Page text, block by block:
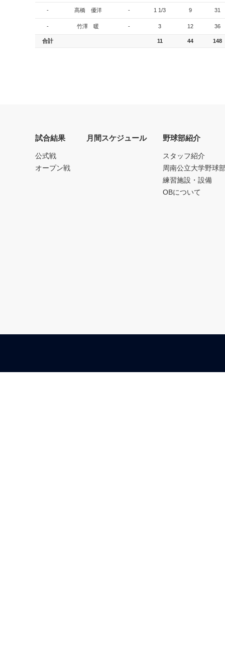
- 髙橋 優洋 - 1 1/3 9 31
- 竹澤 暖 - 3 12 36
合計 11 44 148
試合結果
公式戦
オープン戦
月間スケジュール 野球部紹介
スタッフ紹介
周南公立大学野球
練習施設・設備
OBについて